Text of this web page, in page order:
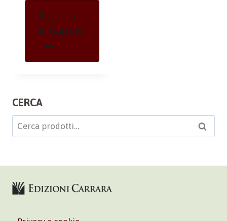
Aggiungi
Al Carrello
CERCA
Cerca: Cerca